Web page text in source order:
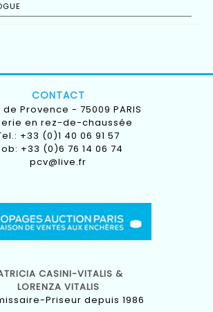
CONTACT
Provence - 75009 PARIS
en rez-de-chaussée
+33 (0)1 40 06 91 57
+33 (0)6 76 14 06 74
pcv@live.fr
CASINI-VITALIS &
LORENZA VITALIS
Priseur depuis 1986